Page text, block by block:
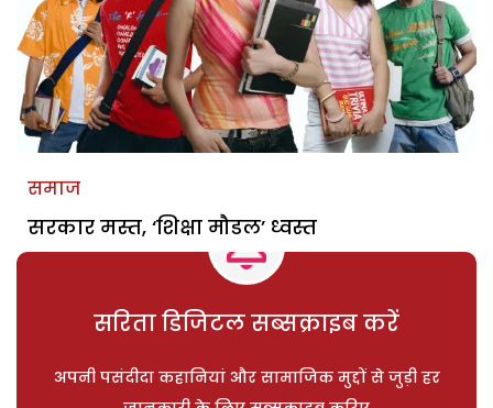
समाज
सरकार मस्त, ‘शिक्षा मौडल’ ध्वस्त
सरिता डिजिटल सब्सक्राइब करें
अपनी पसंदीदा कहानियां और सामाजिक मुद्दों से जुड़ी हर